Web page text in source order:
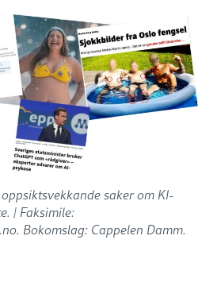
saker om KI-
| Faksimile:
Bokomslag: Cappelen Damm.